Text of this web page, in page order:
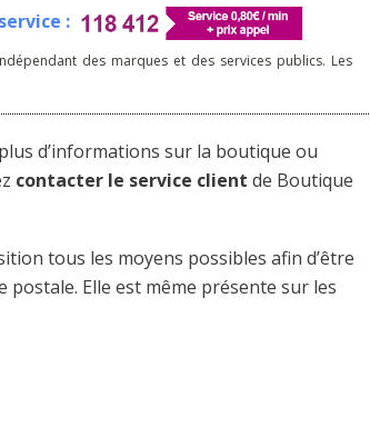
:
des marques et des services publics. Les
d’informations sur la boutique ou
contacter le service client de Boutique
tous les moyens possibles afin d’être
Elle est même présente sur les